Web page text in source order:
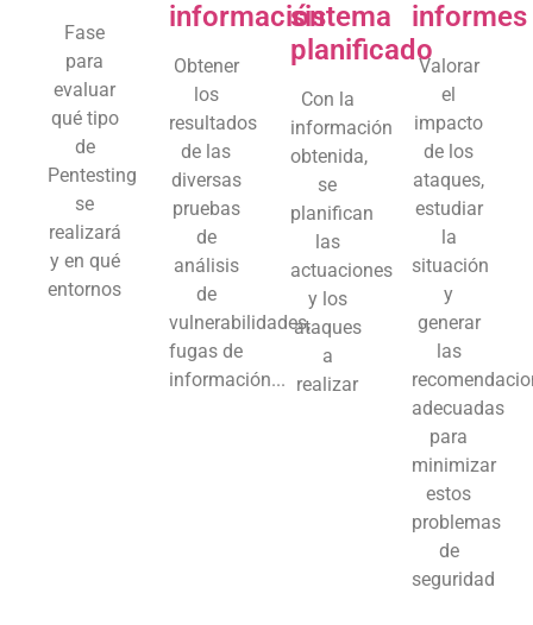
qué tipo
de
Pentesting
se
realizará
y en qué
entornos
los
de las
diversas
pruebas
de
análisis
de
vulnerabilidades,
fugas de
información...
Con la
información
se
planifican
las
actuaciones
y los
ataques
a
realizar
el
impacto
de los
ataques,
estudiar
la
situación
y
generar
las
adecuadas
para
minimizar
estos
problemas
de
seguridad